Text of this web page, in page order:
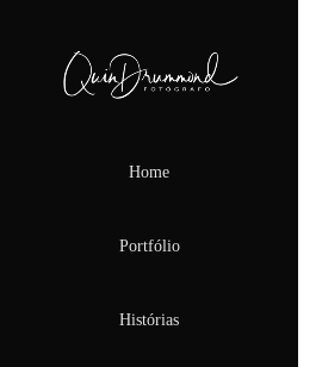
Home
Portfólio
Histórias